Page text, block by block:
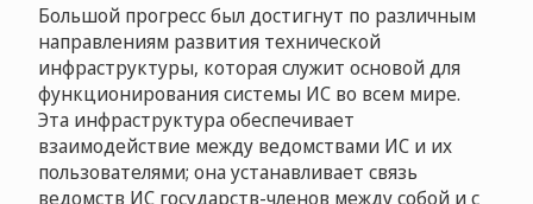
Большой прогресс был достигнут по различным
направлениям развития технической
инфраструктуры, которая служит основой для
функционирования системы ИС во всем мире.
Эта инфраструктура обеспечивает
взаимодействие между ведомствами ИС и их
пользователями; она устанавливает связь
ведомств ИС государств-членов между собой и с